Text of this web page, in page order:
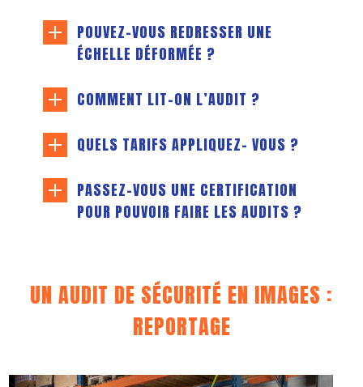
POUVEZ-VOUS REDRESSER UNE
ÉCHELLE DÉFORMÉE ?
COMMENT LIT-ON L’AUDIT ?
QUELS TARIFS APPLIQUEZ- VOUS ?
PASSEZ-VOUS UNE CERTIFICATION
POUR POUVOIR FAIRE LES AUDITS ?
UN AUDIT DE SÉCURITÉ EN IMAGES :
REPORTAGE